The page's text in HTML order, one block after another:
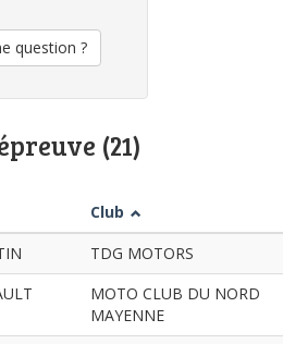
question ?
(21)
Club
TDG MOTORS
MOTO CLUB DU NORD
MAYENNE